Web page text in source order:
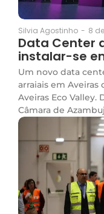
Silvia Agostinho - 8
Data Center
instalar-se
Um novo data
arraiais em
Aveiras Eco
Câmara de